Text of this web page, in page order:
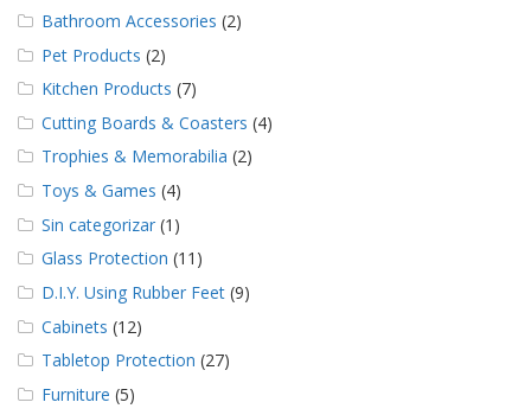
á
c
e
n
o
s
Bathroom Accessories (2)
Pet Products (2)
Kitchen Products (7)
Cutting Boards & Coasters (4)
Trophies & Memorabilia (2)
Toys & Games (4)
Sin categorizar (1)
Glass Protection (11)
D.I.Y. Using Rubber Feet (9)
Cabinets (12)
Tabletop Protection (27)
Furniture (5)